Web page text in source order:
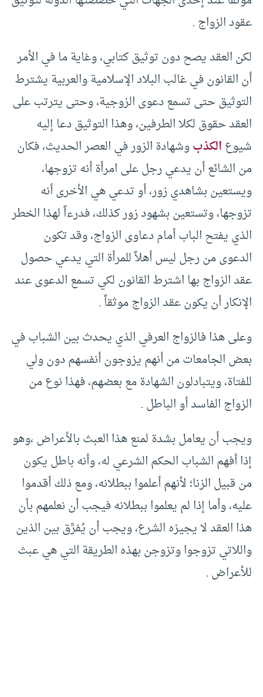
عقود الزواج .
لكن العقد يصح دون توثيق كتابي، وغاية ما في الأمر
أن القانون في غالب البلاد الإسلامية والعربية يشترط
التوثيق حتى تسمع دعوى الزوجية، وحتى يترتب على
العقد حقوق لكلا الطرفين، وهذا التوثيق دعا إليه
شيوعالكذبوشهادة الزور في العصر الحديث، فكان
من الشائع أن يدعي رجل على امرأة أنه تزوجها،
ويستعين بشاهدي زور، أو تدعي هي الأخرى أنه
تزوجها، وتستعين بشهود زور كذلك، فدرءاً لهذا الخطر
الذي يفتح الباب أمام دعاوى الزواج، وقد تكون
الدعوى من رجل ليس أهلاً للمرأة التي يدعي حصول
عقد الزواج بها اشترط القانون لكي تسمع الدعوى عند
الإنكار أن يكون عقد الزواج موثقاً .
وعلى هذا فالزواج العرفي الذي يحدث بين الشباب في
بعض الجامعات من أنهم يزوجون أنفسهم دون ولي
للفتاة، ويتبادلون الشهادة مع بعضهم، فهذا نوع من
الزواج الفاسد أو الباطل .
ويجب أن يعامل بشدة لمنع هذا العبث بالأعراض ،وهو
إذا أفهم الشباب الحكم الشرعي له، وأنه باطل يكون
من قبيل الزنا؛ لأنهم أعلموا ببطلانه، ومع ذلك أقدموا
عليه، وأما إذا لم يعلموا ببطلانه فيجب أن نعلمهم بأن
هذا العقد لا يجيزه الشرع، ويجب أن يُفرَّق بين الذين
واللاتي تزوجوا وتزوجن بهذه الطريقة التي هي عبث
للأعراض .